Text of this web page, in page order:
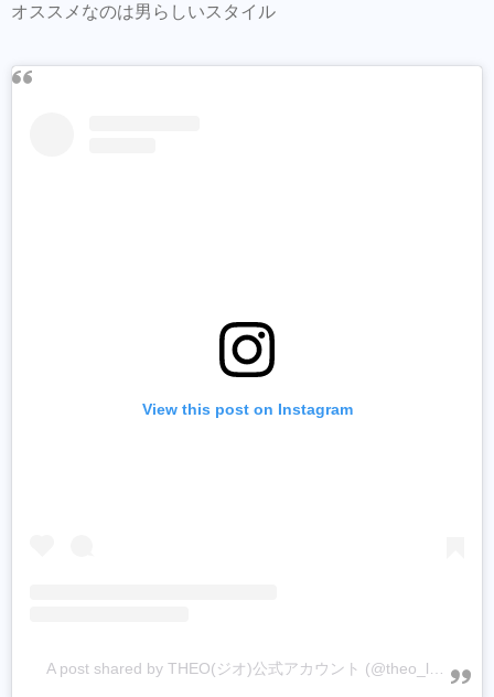
オススメなのは男らしいスタイル
View this post on Instagram